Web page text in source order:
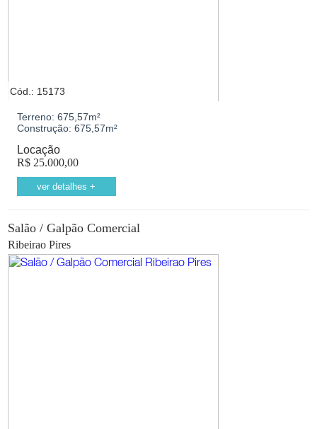
Cód.: 15173
Terreno: 675,57m²
Construção: 675,57m²
Locação
R$25.000,00
ver detalhes +
Salão / Galpão Comercial
Ribeirao Pires